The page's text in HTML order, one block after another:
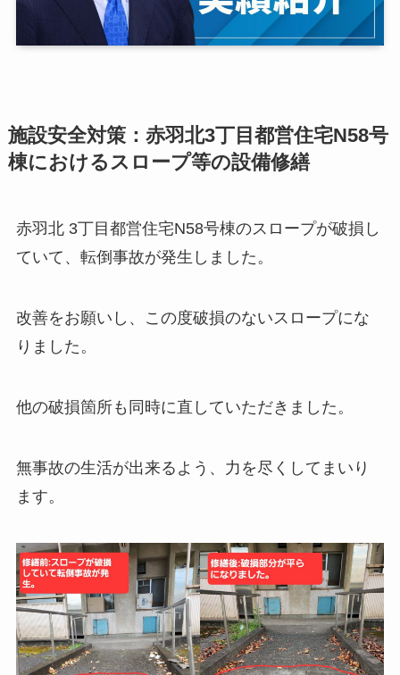
施設安全対策：赤羽北3丁目都営住宅N58号
棟におけるスロープ等の設備修繕
赤羽北 3丁目都営住宅N58号棟のスロープが破損し
ていて、転倒事故が発生しました。
改善をお願いし、この度破損のないスロープにな
りました。
他の破損箇所も同時に直していただきました。
無事故の生活が出来るよう、力を尽くしてまいり
ます。